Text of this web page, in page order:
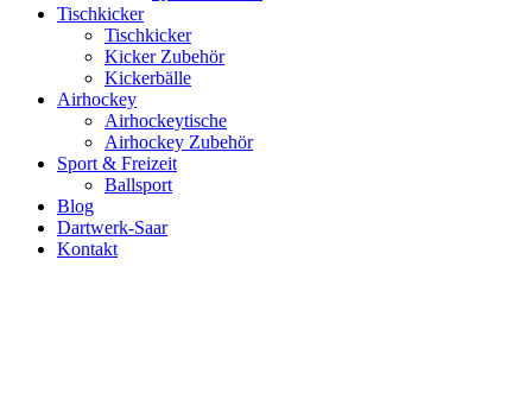
Tischkicker
Tischkicker
Kicker Zubehör
Kickerbälle
Airhockey
Airhockeytische
Airhockey Zubehör
Sport & Freizeit
Ballsport
Blog
Dartwerk-Saar
Kontakt